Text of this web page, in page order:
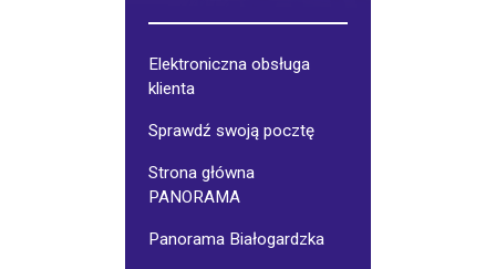
Elektroniczna obsługa
klienta
Sprawdź swoją pocztę
Strona główna
PANORAMA
Panorama Białogardzka